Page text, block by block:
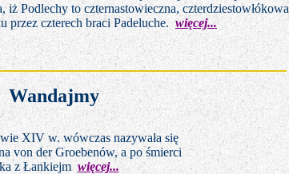
iż Podlechy to czternastowieczna, czterdziestowłókowa
czterech braci Padeluche. więcej...
Wandajmy
XIV w. wówczas nazywała się
von der Groebenów, a po śmierci
z Łankiejm więcej...